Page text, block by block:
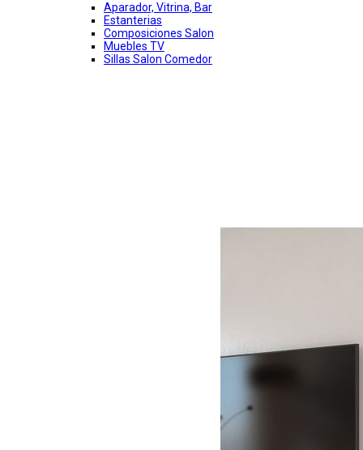
Aparador, Vitrina, Bar
Estanterias
Composiciones Salon
Muebles TV
Sillas Salon Comedor